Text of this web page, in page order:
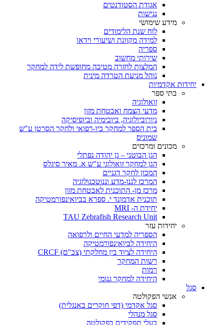
אגודת הסטודנטים
נגישות
מידע שימושי
לוח שנת הלימודים
למידה מקוונת ושיעורי וידאו
ספריה
שירותי מחשוב
המלצות לחזרה מטיבה מחופשת לידה למחקר
נוהל מניעת הטרדה מינית
יחידות אקדמיות
בתי ספר
זואולוגיה
מדעי הצמח ואבטחת מזון
ניורוביולוגיה, ביוכימיה וביופיסיקה
בית הספר למחקר ביו-רפואי ולחקר הסרטן ע"ש
שמוניס
מכונים ומרכזים
הגן הבוטני – גן יהודה נפתלי
הגן למחקר זואולוגי ע"ש א. מאיר סיגלס
המכון לחקר דגניים
המרכז לננו-מדע וננוטכנולוגיה
מרכז מן- התוכנית לאבטחת מזון
תוכנית אדמונד י. ספרא בביואינפורמטיקה
יחידת ה- MRI
TAU Zebrafish Research Unit
יחידות עזר
הספריה למדעי החיים ולרפואה
היחידה לביואינפורמטיקה
היחידה לציוד בין מחלקתי (צב"ם) CRCF
רשות המחקר
רמות
היחידה למחקר גנומי
סגל
אנשי הפקולטה
סגל אקדמי (דפי חוקרים באנגלית)
סגל מנהלי
בעלי תפקידים בפקולטה